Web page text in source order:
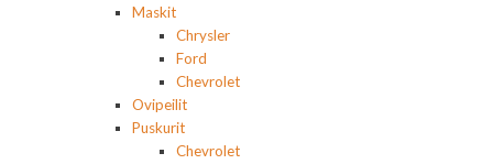
Maskit
Chrysler
Ford
Chevrolet
Ovipeilit
Puskurit
Chevrolet